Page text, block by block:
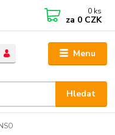
Menu
Hledat
0 ks
za 0 CZK